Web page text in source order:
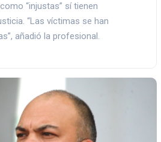
“injustas” sí tienen
“Las víctimas se han
añadió la profesional.